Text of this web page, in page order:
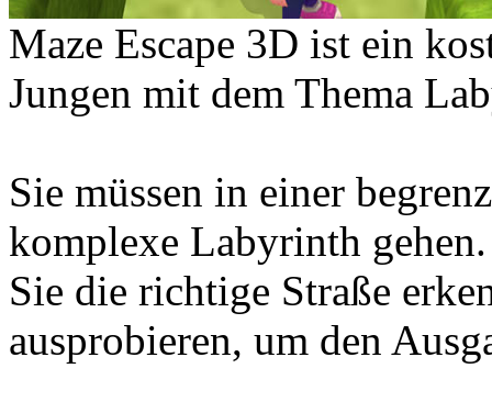
Maze Escape 3D ist ein
Jungen mit dem Thema
Sie müssen in einer
komplexe Labyrinth
Sie die richtige Straße
ausprobieren, um den